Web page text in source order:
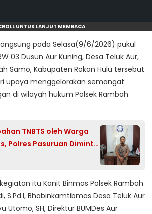
UNTUK LANJUT MEMBACA
pada Selasa(9/6/2026) pukul
03 Dusun Aur Kuning, Desa Teluk Aur,
Samo, Kabupaten Rokan Hulu tersebut
upaya menggelorakan semangat
di wilayah hukum Polsek Rambah
TNBTS oleh Warga
Polres Pasuruan Diminta
itu Kanit Binmas Polsek Rambah
S.Pd.I, Bhabinkamtibmas Desa Teluk Aur
Utomo, SH, Direktur BUMDes Aur